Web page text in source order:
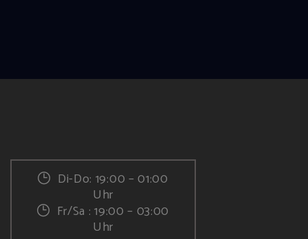
Di-Do: 19:00 – 01:00
Uhr
Fr/Sa : 19:00 – 03:00
Uhr